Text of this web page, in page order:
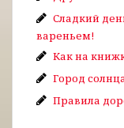
Сладкий
вареньем!
Как на
Город
Правила